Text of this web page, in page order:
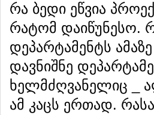
რა ბედი ეწვია
რატომ დაიწუნესო.
დეპარტამენტს
დავნიშნე
ხელმძღვანელიც _
ამ კაცს ერთად.